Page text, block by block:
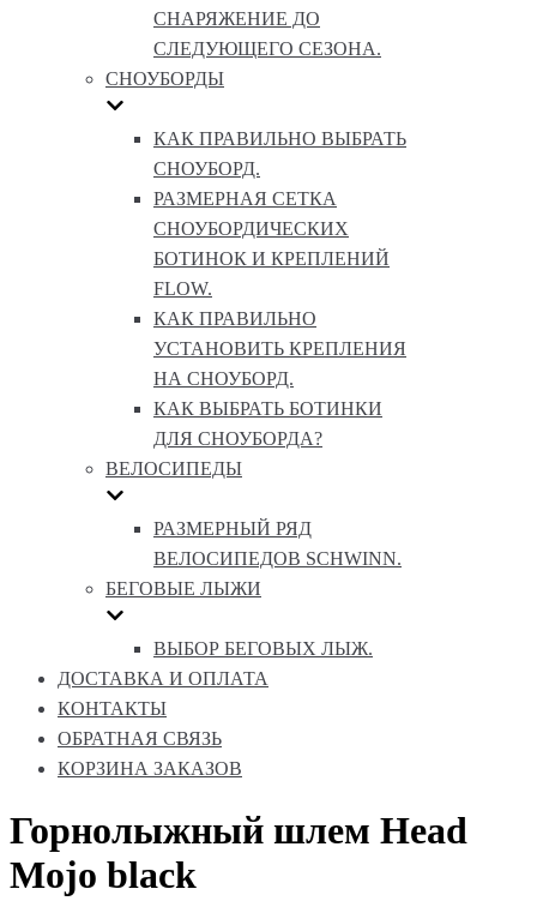
СНАРЯЖЕНИЕ ДО
СЛЕДУЮЩЕГО СЕЗОНА.
СНОУБОРДЫ
КАК ПРАВИЛЬНО ВЫБРАТЬ
СНОУБОРД.
РАЗМЕРНАЯ СЕТКА
СНОУБОРДИЧЕСКИХ
БОТИНОК И КРЕПЛЕНИЙ
FLOW.
КАК ПРАВИЛЬНО
УСТАНОВИТЬ КРЕПЛЕНИЯ
НА СНОУБОРД.
КАК ВЫБРАТЬ БОТИНКИ
ДЛЯ СНОУБОРДА?
ВЕЛОСИПЕДЫ
РАЗМЕРНЫЙ РЯД
ВЕЛОСИПЕДОВ SCHWINN.
БЕГОВЫЕ ЛЫЖИ
ВЫБОР БЕГОВЫХ ЛЫЖ.
ДОСТАВКА И ОПЛАТА
КОНТАКТЫ
ОБРАТНАЯ СВЯЗЬ
КОРЗИНА ЗАКАЗОВ
Горнолыжный шлем Head
Mojo black